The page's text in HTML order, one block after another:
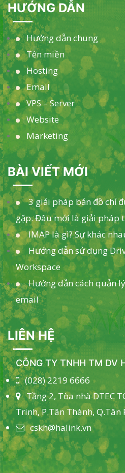
HƯỚNG DẪN
Hướng dẫn chung
Tên miền
Hosting
Email
VPS – Server
Website
Marketing
BÀI VIẾT MỚI
3 giải pháp bản đồ chỉ
gặp. Đâu mới là giải pháp
IMAP là gì? Sự khác
Hướng dẫn sử dụng
Workspace
Hướng dẫn cách quản
email
LIÊN HỆ
CÔNG TY TNHH TM DV
(028) 2219 6666
Tầng 2, Tòa nhà DTEC
Trinh, P.Tân Thành, Q.Tân
cskh@halink.vn